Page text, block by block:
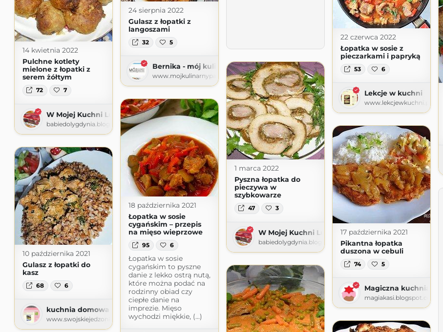
24 sierpnia 2022
Gulasz z łopatki z
langoszami
32 5
Bernika - mój kulinarny pamiętnik
www.mojkulinarnypamietnik.pl
22 czerwca 2022
Łopatka w sosie z
pieczarkami i papryką
53 6
Lekcje w kuchni
www.lekcjewkuchni.pl
14 kwietnia 2022
Pulchne kotlety
mielone z łopatki z
serem żółtym
72 7
W Mojej Kuchni Lubię
babiedolygdynia.blogspot.com
1 marca 2022
Pyszna łopatka do
pieczywa w
szybkowarze
47 3
W Mojej Kuchni Lubię
babiedolygdynia.blogspot.com
18 października 2021
Łopatka w sosie
cygańskim – przepis
na mięso wieprzowe
95 6
Łopatka w sosie
cygańskim to pyszne
danie z lekko ostrą nutą,
które można podać na
rodzinny obiad czy
ciepłe danie na
imprezie. Mięso
wychodzi miękkie, (...)
17 października 2021
Pikantna łopatka
duszona w cebuli
74 5
Magiczna kuchnia Kasi
magiakasi.blogspot.com
10 października 2021
Gulasz z łopatki do
kasz
68 6
kuchnia domowa Agi - blog kulinarny
www.swojskiejedzonko72.com.pl